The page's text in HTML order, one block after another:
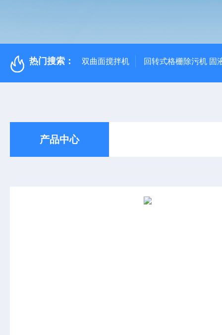
热门搜索： 双曲面搅拌机 回转式格栅除污机 固
产品中心